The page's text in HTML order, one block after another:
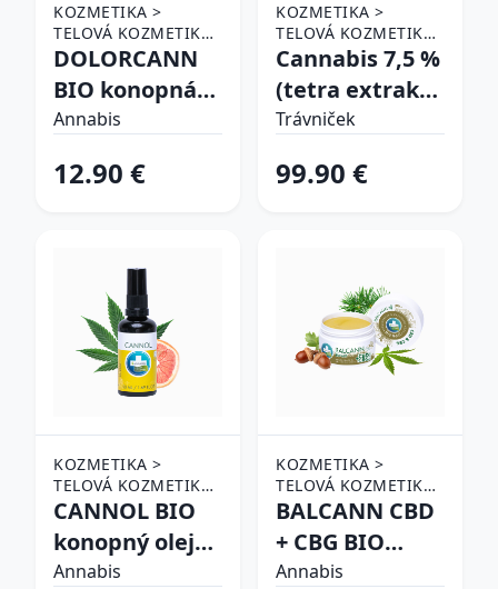
KOZMETIKA >
TELOVÁ KOZMETIKA
> HYDRATÁCIA A
DOLORCANN
BIO konopná
masážna masť
50 ml - Annabis
Annabis
12.90 €
KOZMETIKA >
TELOVÁ KOZMETIKA
> HYDRATÁCIA A
Cannabis 7,5 %
(tetra extrakt)
konopný olej s
- 10 ml -
Trávniček
99.90 €
KOZMETIKA >
TELOVÁ KOZMETIKA
> HYDRATÁCIA A
CANNOL BIO
konopný olej
pre celé telo -
Annabis
KOZMETIKA >
TELOVÁ KOZMETIKA
> HYDRATÁCIA A
BALCANN CBD
+ CBG BIO
konopná masť
Annabis